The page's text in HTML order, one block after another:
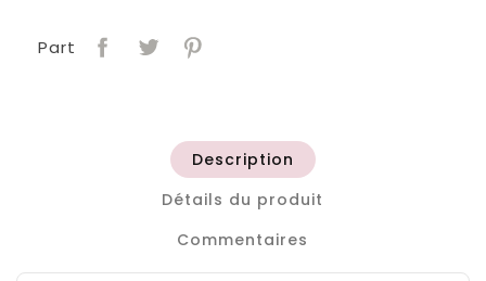
Part
Description
Détails du produit
Commentaires